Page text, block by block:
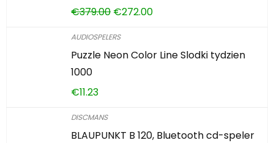
€379.00 €272.00
AUDIOSPELERS
Puzzle Neon Color Line Slodki tydzien
1000
€11.23
DISCMANS
BLAUPUNKT B 120, Bluetooth cd-speler